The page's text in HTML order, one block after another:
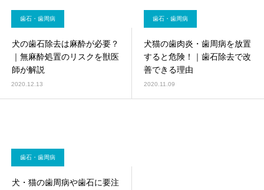
画像診断科 軟部外科
歯石・歯周病
犬の歯石除去は麻酔が必要？
｜無麻酔処置のリスクを獣医
師が解説
2020.12.13
歯石・歯周病
犬猫の歯肉炎・歯周病を放置
すると危険！｜歯石除去で改
善できる理由
2020.11.09
歯石・歯周病
犬・猫の歯周病や歯石に要注